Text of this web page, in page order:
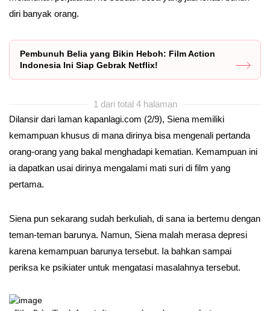
diri banyak orang.
Pembunuh Belia yang Bikin Heboh: Film Action
Indonesia Ini Siap Gebrak Netflix!
1 dari total 4 halaman
Dilansir dari laman kapanlagi.com (2/9), Siena memiliki
kemampuan khusus di mana dirinya bisa mengenali pertanda
orang-orang yang bakal menghadapi kematian. Kemampuan ini
ia dapatkan usai dirinya mengalami mati suri di film yang
pertama.
Siena pun sekarang sudah berkuliah, di sana ia bertemu dengan
teman-teman barunya. Namun, Siena malah merasa depresi
karena kemampuan barunya tersebut. Ia bahkan sampai
periksa ke psikiater untuk mengatasi masalahnya tersebut.